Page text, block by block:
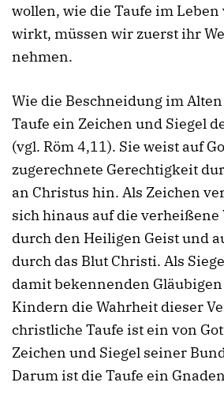
wollen, wie die Taufe im Leben
wirkt, müssen wir zuerst ihr
nehmen.
Wie die Beschneidung im
Taufe ein Zeichen und Siegel
(vgl. Röm 4,11). Sie weist auf
zugerechnete Gerechtigkeit
an Christus hin. Als Zeichen
sich hinaus auf die
durch den Heiligen Geist und
durch das Blut Christi. Als
damit bekennenden
Kindern die Wahrheit dieser
christliche Taufe ist ein von
Zeichen und Siegel seiner
Darum ist die Taufe ein